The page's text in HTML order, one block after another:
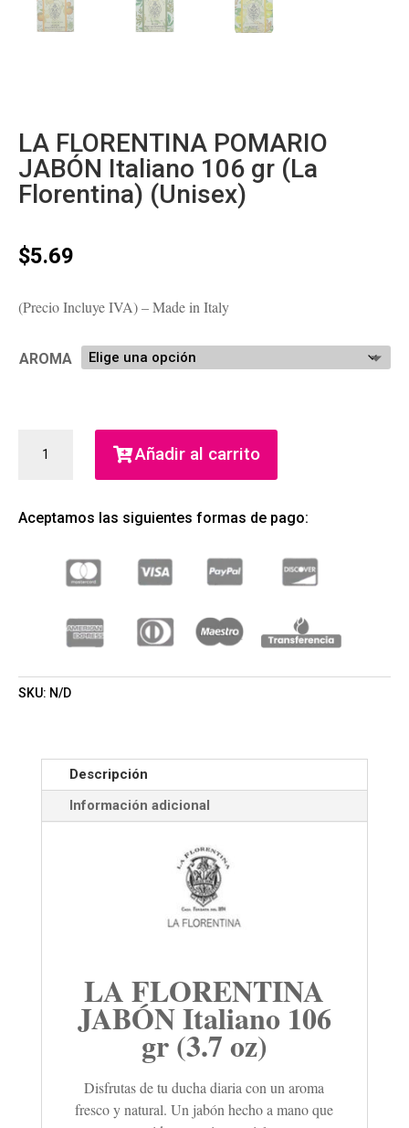
LA FLORENTINA POMARIO
JABÓN Italiano 106 gr (La
Florentina) (Unisex)
$5.69
(Precio Incluye IVA) – Made in Italy
AROMA
FLORENTINA
ITALIANO
(UNISEX)
CANTIDAD
Añadir al carrito
Aceptamos las siguientes formas de pago:
SKU: N/D
Descripción
Información adicional
LA FLORENTINA
JABÓN Italiano 106
gr (3.7 oz)
Disfrutas de tu ducha diaria con un aroma
fresco y natural. Un jabón hecho a mano que